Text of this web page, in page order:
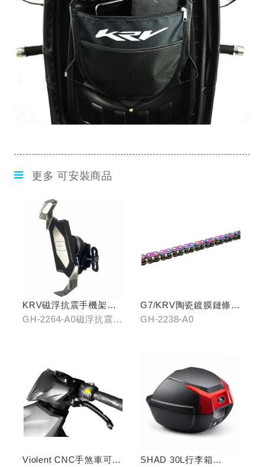
更多 可安裝商品
KRV磁浮抗震手機架組
(含整合支架)
GH-2264-A0磁浮抗震手
G7/KRV陶瓷鍍膜鏈條-
炫彩
GH-2238-A0
Violent CNC手煞車可調
SHAD 30L行李箱